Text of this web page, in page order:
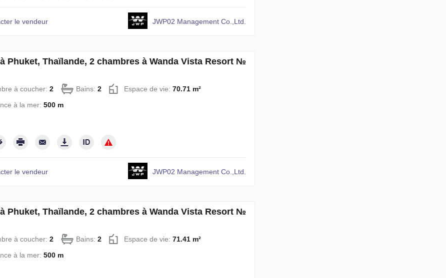
le vendeur JWP02 Management Co.,Ltd.
Phuket, Thaïlande, 2 chambres à Wanda Vista Resort №
à coucher: 2 Bains: 2 Espace de vie: 70.71 m²
à la mer: 500 m
le vendeur JWP02 Management Co.,Ltd.
Phuket, Thaïlande, 2 chambres à Wanda Vista Resort №
à coucher: 2 Bains: 2 Espace de vie: 71.41 m²
à la mer: 500 m